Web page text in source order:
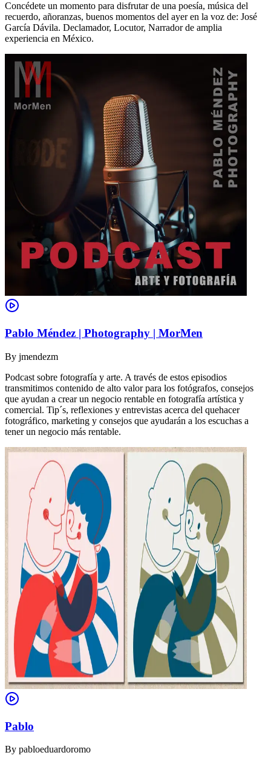
Concédete un momento para disfrutar de una poesía, música del
recuerdo, añoranzas, buenos momentos del ayer en la voz de: José
García Dávila. Declamador, Locutor, Narrador de amplia
experiencia en México.
Pablo Méndez | Photography | MorMen
By jmendezm
Podcast sobre fotografía y arte. A través de estos episodios
transmitimos contenido de alto valor para los fotógrafos, consejos
que ayudan a crear un negocio rentable en fotografía artística y
comercial. Tip´s, reflexiones y entrevistas acerca del quehacer
fotográfico, marketing y consejos que ayudarán a los escuchas a
tener un negocio más rentable.
Pablo
By pabloeduardoromo